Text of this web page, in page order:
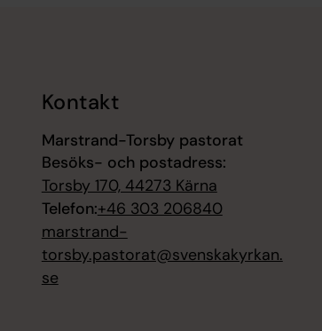
Kontakt
Marstrand-Torsby pastorat
Besöks- och postadress:
Torsby 170, 44273 Kärna
Telefon:+46 303 206840
marstrand-
torsby.pastorat@svenskakyrkan.
se